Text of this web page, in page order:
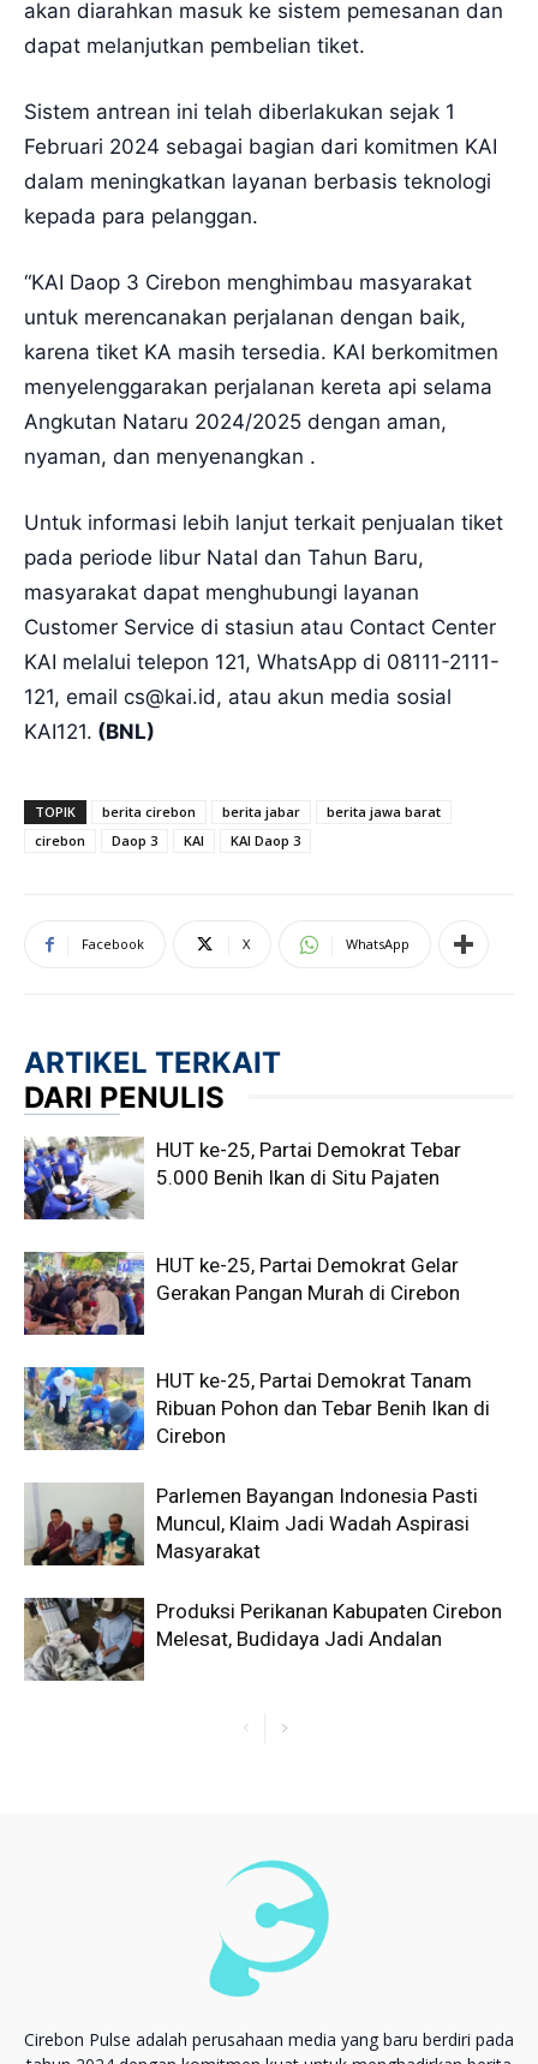
akan diarahkan masuk ke sistem pemesanan dan
dapat melanjutkan pembelian tiket.
Sistem antrean ini telah diberlakukan sejak 1
Februari 2024 sebagai bagian dari komitmen KAI
dalam meningkatkan layanan berbasis teknologi
kepada para pelanggan.
“KAI Daop 3 Cirebon menghimbau masyarakat
untuk merencanakan perjalanan dengan baik,
karena tiket KA masih tersedia. KAI berkomitmen
menyelenggarakan perjalanan kereta api selama
Angkutan Nataru 2024/2025 dengan aman,
nyaman, dan menyenangkan .
Untuk informasi lebih lanjut terkait penjualan tiket
pada periode libur Natal dan Tahun Baru,
masyarakat dapat menghubungi layanan
Customer Service di stasiun atau Contact Center
KAI melalui telepon 121, WhatsApp di 08111-2111-
121, email cs@kai.id, atau akun media sosial
KAI121. (BNL)
TOPIK berita cirebon berita jabar
berita jawa barat
cirebon
Daop 3 KAI KAI Daop 3
Facebook X WhatsApp
ARTIKEL TERKAIT
DARI PENULIS
HUT ke-25, Partai Demokrat Tebar
5.000 Benih Ikan di Situ Pajaten
HUT ke-25, Partai Demokrat Gelar
Gerakan Pangan Murah di Cirebon
HUT ke-25, Partai Demokrat Tanam
Ribuan Pohon dan Tebar Benih Ikan di
Cirebon
Parlemen Bayangan Indonesia Pasti
Muncul, Klaim Jadi Wadah Aspirasi
Masyarakat
Produksi Perikanan Kabupaten Cirebon
Melesat, Budidaya Jadi Andalan
Cirebon Pulse adalah perusahaan media yang baru berdiri pada